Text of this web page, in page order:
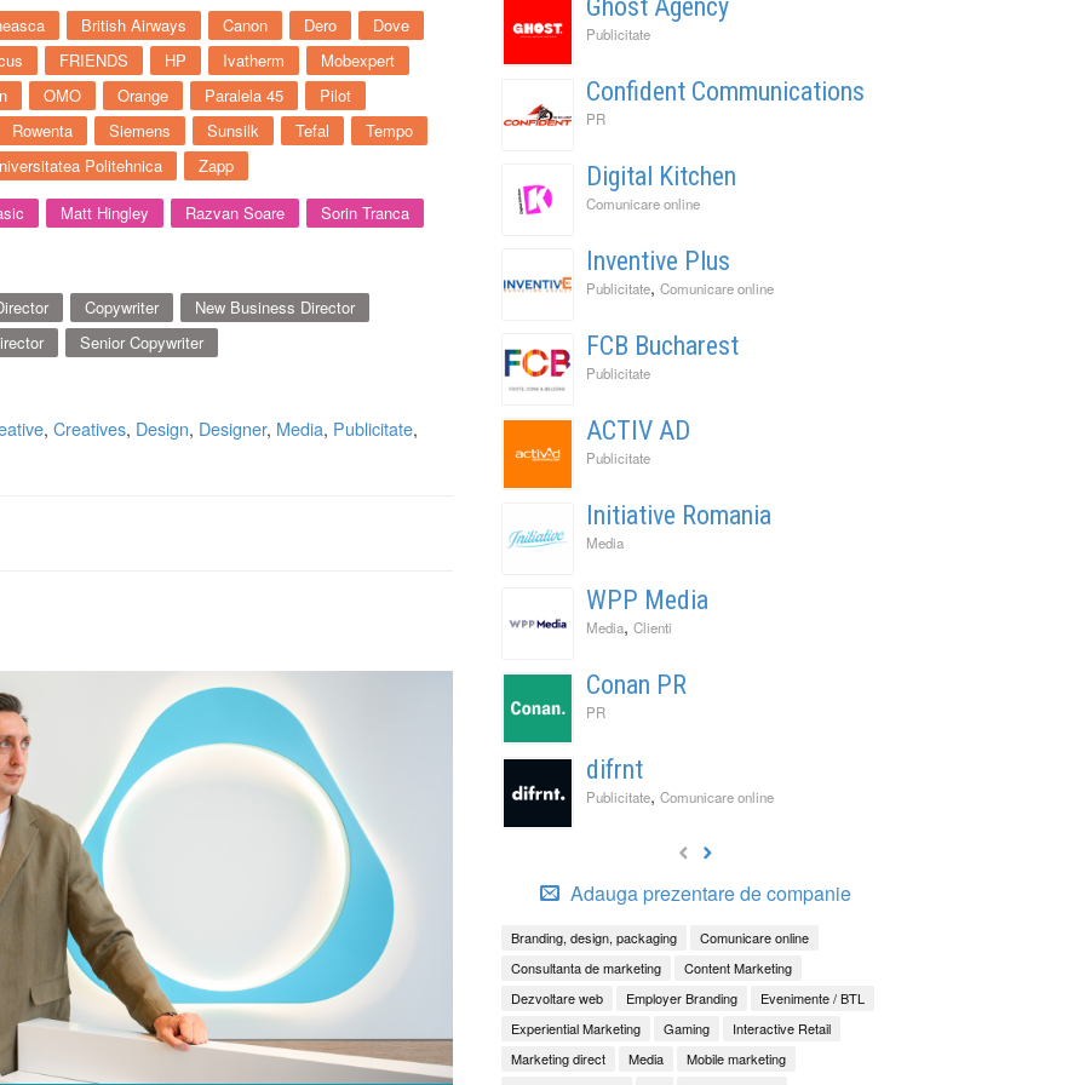
British Airways Canon Dero
Dove
FRIENDS HP Ivatherm
Mobexpert
OMO Orange Paralela 45
Pilot
Rowenta
Siemens Sunsilk Tefal
Tempo
Politehnica
Zapp
Matt Hingley Razvan Soare Sorin Tranca
Copywriter
New Business Director
Senior Copywriter
, Creatives, Design, Designer, Media, Publicitate,
Ghost Agency
Publicitate
Confident Communications
PR
Digital Kitchen
Comunicare online
Inventive Plus
Publicitate, Comunicare online
FCB Bucharest
Publicitate
ACTIV AD
Publicitate
Initiative Romania
Media
WPP Media
Media, Clienti
Conan PR
PR
difrnt
Publicitate, Comunicare online
Adauga prezentare de companie
Branding, design, packaging
Comunicare online
Consultanta de marketing
Content Marketing
Dezvoltare web
Employer Branding
Evenimente / BTL
Experiential Marketing
Gaming
Interactive Retail
Marketing direct
Media
Mobile marketing